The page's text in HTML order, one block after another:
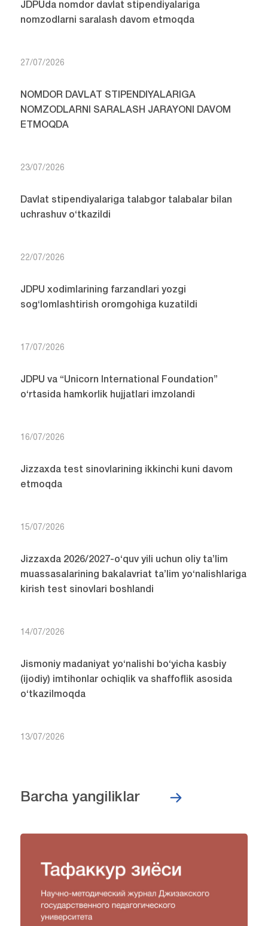
JDPUda nomdor davlat stipendiyalariga
nomzodlarni saralash davom etmoqda
27/07/2026
NOMDOR DAVLAT STIPENDIYALARIGA
NOMZODLARNI SARALASH JARAYONI DAVOM
ETMOQDA
23/07/2026
Davlat stipendiyalariga talabgor talabalar bilan
uchrashuv o‘tkazildi
22/07/2026
JDPU xodimlarining farzandlari yozgi
sog‘lomlashtirish oromgohiga kuzatildi
17/07/2026
JDPU va “Unicorn International Foundation”
o‘rtasida hamkorlik hujjatlari imzolandi
16/07/2026
Jizzaxda test sinovlarining ikkinchi kuni davom
etmoqda
15/07/2026
Jizzaxda 2026/2027-o‘quv yili uchun oliy ta’lim
muassasalarining bakalavriat ta’lim yo‘nalishlariga
kirish test sinovlari boshlandi
14/07/2026
Jismoniy madaniyat yo‘nalishi bo‘yicha kasbiy
(ijodiy) imtihonlar ochiqlik va shaffoflik asosida
o‘tkazilmoqda
13/07/2026
Barcha yangiliklar